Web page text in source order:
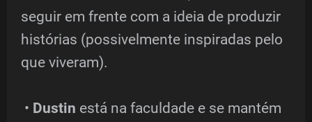
seguir em frente com a ideia de produzir
histórias (possivelmente inspiradas pelo
que viveram).
• Dustin está na faculdade e se mantém